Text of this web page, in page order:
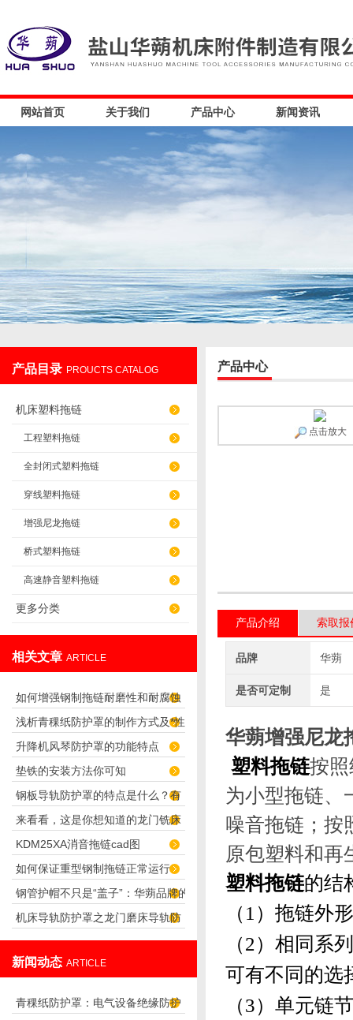
网站首页 关于我们 产品中心 新闻资讯
产品目录 PROUCTS CATALOG
机床塑料拖链
工程塑料拖链
全封闭式塑料拖链
穿线塑料拖链
增强尼龙拖链
桥式塑料拖链
高速静音塑料拖链
更多分类
相关文章 ARTICLE
如何增强钢制拖链耐磨性和耐腐蚀
性？
浅析青稞纸防护罩的制作方式及*性
升降机风琴防护罩的功能特点
垫铁的安装方法你可知
钢板导轨防护罩的特点是什么？有
哪些优点？
来看看，这是你想知道的龙门铣床
风琴防护罩吗？
KDM25XA消音拖链cad图
如何保证重型钢制拖链正常运行
钢管护帽不只是“盖子”：华蒴品牌的
应用场景与选购参考
机床导轨防护罩之龙门磨床导轨防
新闻动态 ARTICLE
青稞纸防护罩：电气设备绝缘防护
产品中心
点击放大
产品介绍 索取报
品牌 华蒴
是否可定制 是
华蒴增强尼龙
塑料拖链按
为小型拖链、
噪音拖链；按
原包塑料和再
塑料拖链的结
（ 1 ）拖链外
（2）相同系
可有不同的选
（3）单元链